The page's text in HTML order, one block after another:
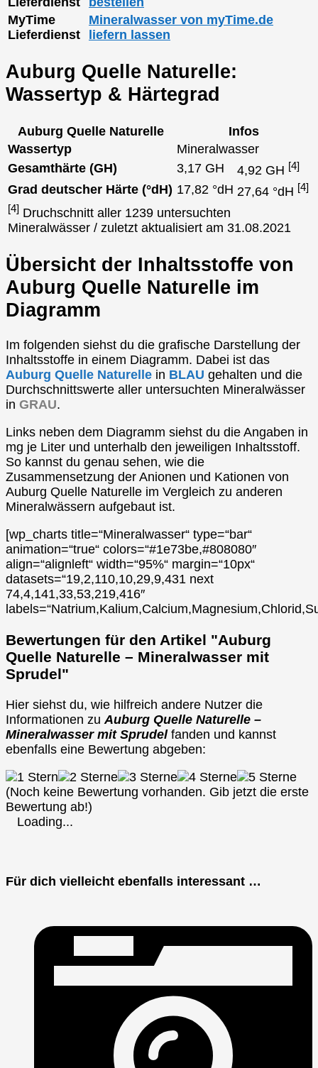
MyTime
Lieferdienst
Mineralwasser von myTime.de
liefern lassen
Auburg Quelle Naturelle:
Wassertyp & Härtegrad
Auburg Quelle Naturelle
Infos
Wassertyp
Mineralwasser
Gesamthärte (GH)
3,17 GH 4,92 GH [4]
Grad deutscher Härte (°dH) 17,82 °dH 27,64 °dH [4]
[4] Druchschnitt aller 1239 untersuchten
Mineralwässer / zuletzt aktualisiert am 31.08.2021
Übersicht der Inhaltsstoffe von
Auburg Quelle Naturelle im
Diagramm
Im folgenden siehst du die grafische Darstellung der
Inhaltsstoffe in einem Diagramm. Dabei ist das
Auburg Quelle Naturelle in BLAU gehalten und die
Durchschnittswerte aller untersuchten Mineralwässer
in GRAU.
Links neben dem Diagramm siehst du die Angaben in
mg je Liter und unterhalb den jeweiligen Inhaltsstoff.
So kannst du genau sehen, wie die
Zusammensetzung der Anionen und Kationen von
Auburg Quelle Naturelle im Vergleich zu anderen
Mineralwässern aufgebaut ist.
[wp_charts title=“Mineralwasser“ type=“bar“
animation=“true“ colors=“#1e73be,#808080″
align=“alignleft“ width=“95%“ margin=“10px“
datasets=“19,2,110,10,29,9,431 next
74,4,141,33,53,219,416″
Bewertungen für den Artikel "Auburg
Quelle Naturelle – Mineralwasser mit
Sprudel"
Hier siehst du, wie hilfreich andere Nutzer die
Informationen zuAuburg Quelle Naturelle –
Mineralwasser mit Sprudelfanden und kannst
ebenfalls eine Bewertung abgeben:
(Noch keine Bewertung vorhanden. Gib jetzt die erste
Bewertung ab!)
Loading...
Für dich vielleicht ebenfalls interessant …